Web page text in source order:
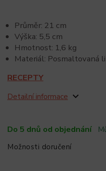
Do 5 dnů od objednání
Možnosti doručení
Průměr: 21 cm
Výška: 5,5 cm
Hmotnost: 1,6 kg
Materiál: Posmaltovaná
RECEPTY
Detailní informace